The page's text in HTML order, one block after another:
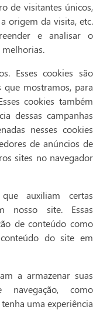
de visitantes únicos,
origem da visita, etc.
e analisar o
Esses cookies são
que mostramos, para
cookies também
dessas campanhas
nesses cookies
de anúncios de
sites no navegador
auxiliam certas
nosso site. Essas
de conteúdo como
do site em
a armazenar suas
navegação, como
uma experiência